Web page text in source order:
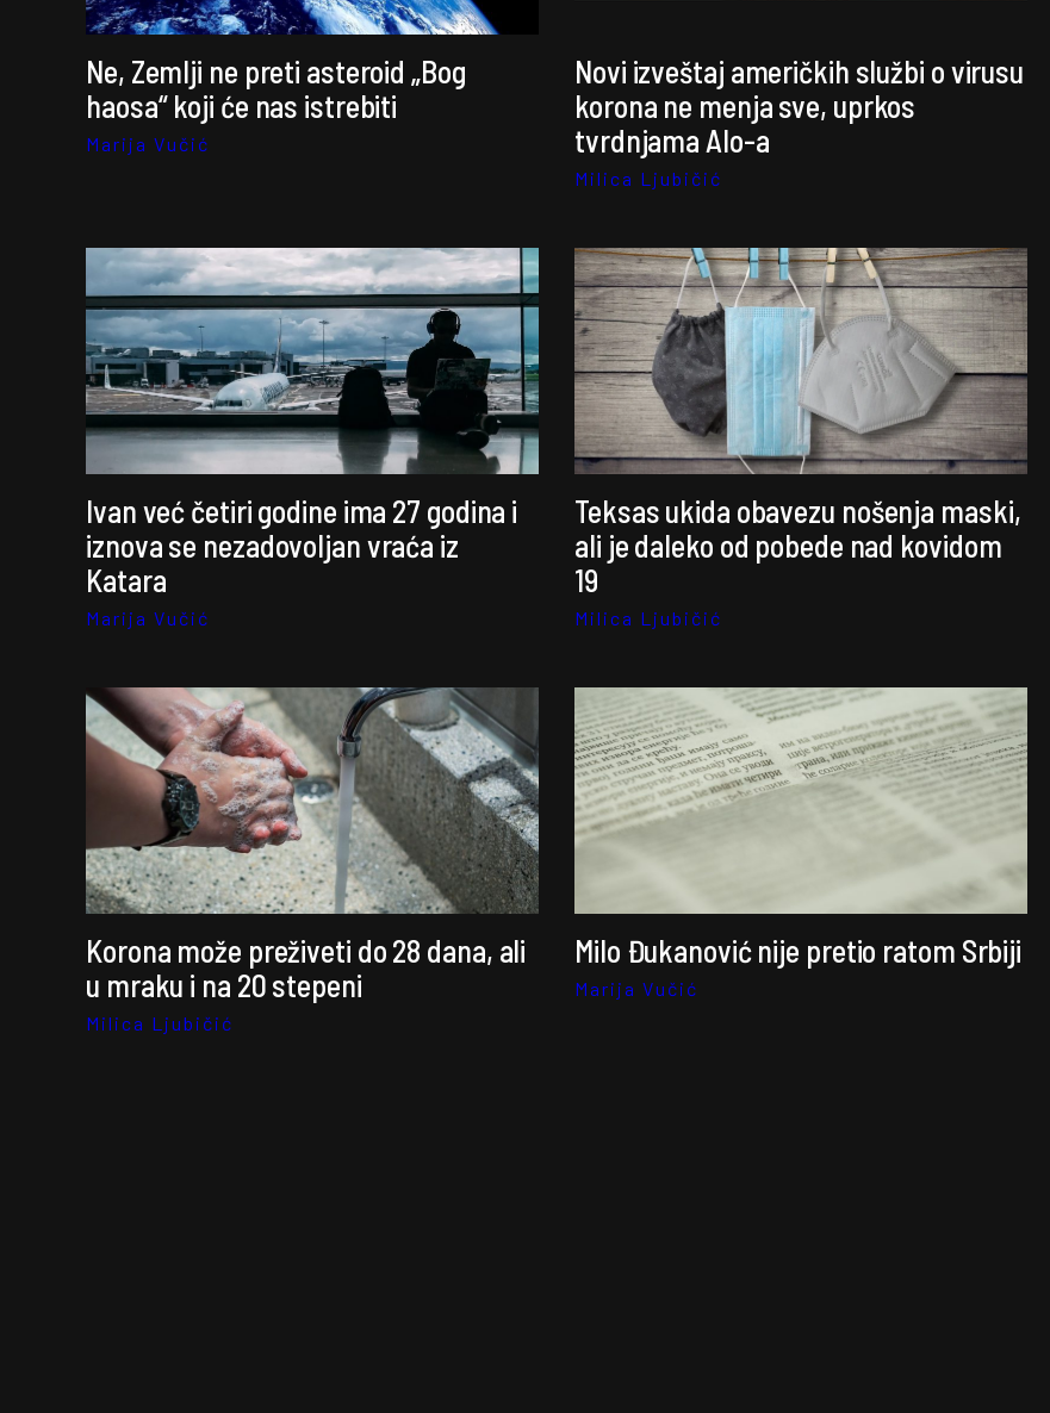
Ne, Zemlji ne preti asteroid „Bog
haosa“ koji će nas istrebiti
Marija Vučić
Novi izveštaj američkih službi o virusu
korona ne menja sve, uprkos
tvrdnjama Alo-a
Milica Ljubičić
Ivan već četiri godine ima 27 godina i
iznova se nezadovoljan vraća iz
Katara
Marija Vučić
Teksas ukida obavezu nošenja maski,
ali je daleko od pobede nad kovidom
19
Milica Ljubičić
Korona može preživeti do 28 dana, ali
u mraku i na 20 stepeni
Milica Ljubičić
Milo Đukanović nije pretio ratom Srbiji
Marija Vučić